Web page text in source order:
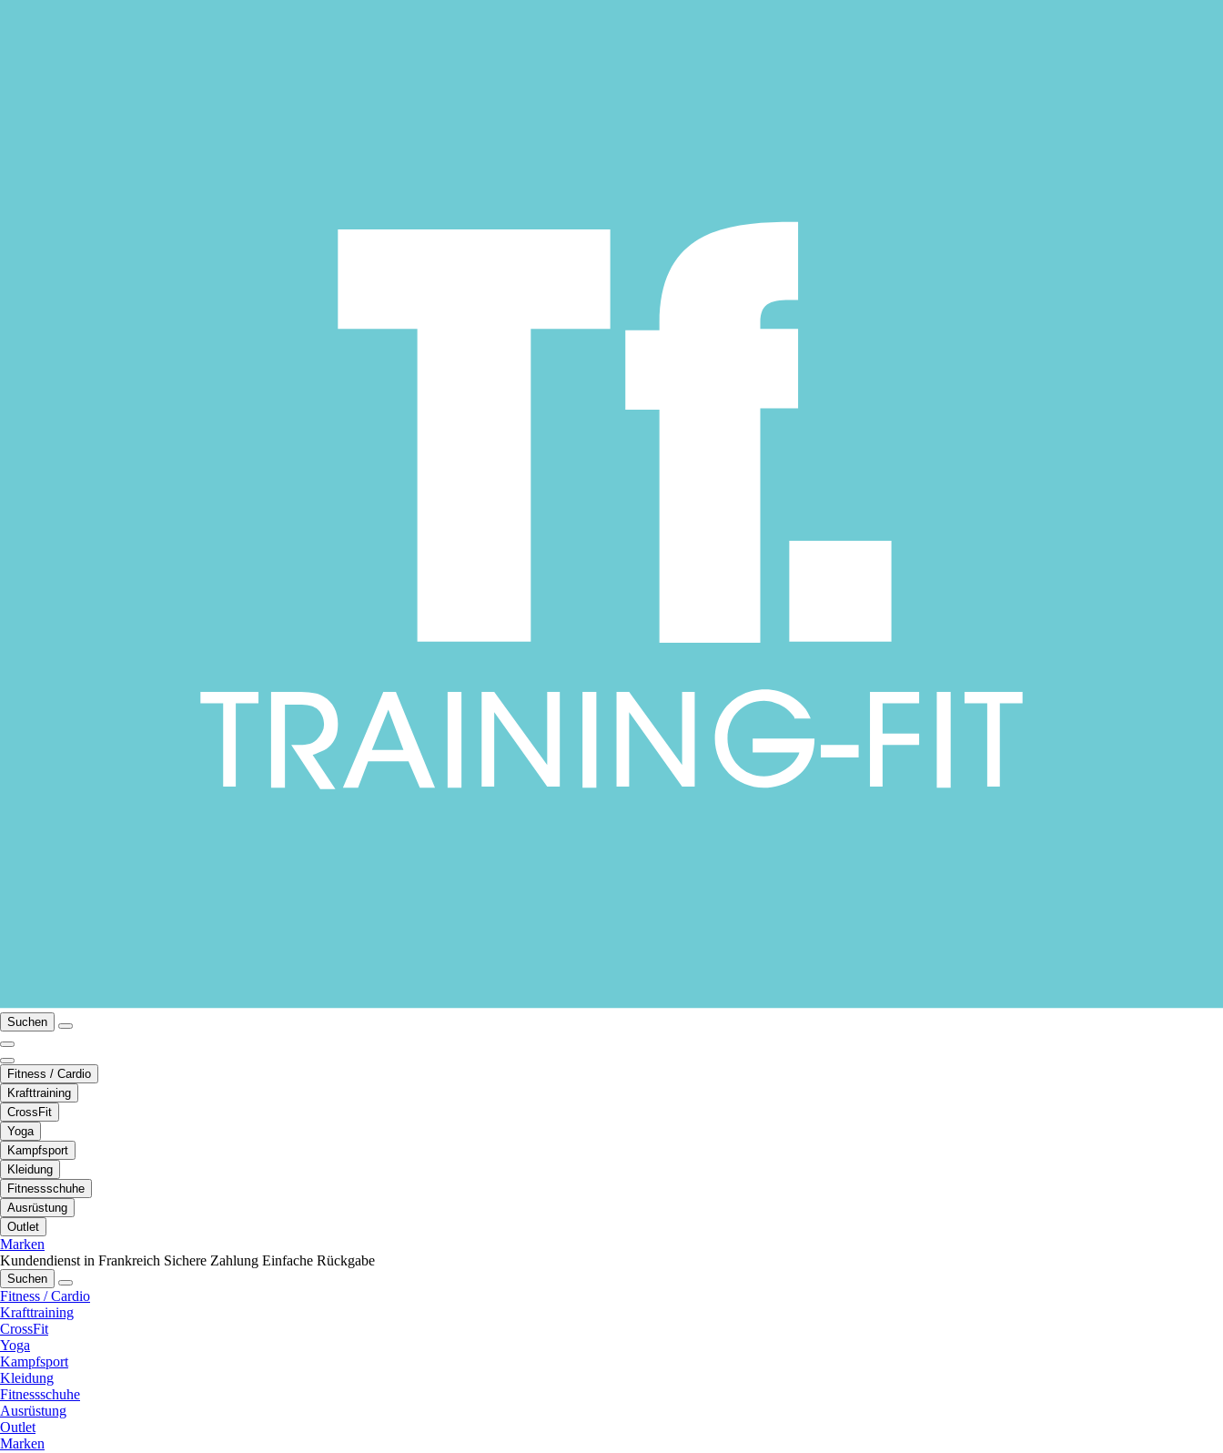
Suchen
Fitness / Cardio
Krafttraining
CrossFit
Yoga
Kampfsport
Kleidung
Fitnessschuhe
Ausrüstung
Outlet
Marken
Kundendienst in Frankreich Sichere Zahlung Einfache Rückgabe
Suchen
Fitness / Cardio
Krafttraining
CrossFit
Yoga
Kampfsport
Kleidung
Fitnessschuhe
Ausrüstung
Outlet
Marken